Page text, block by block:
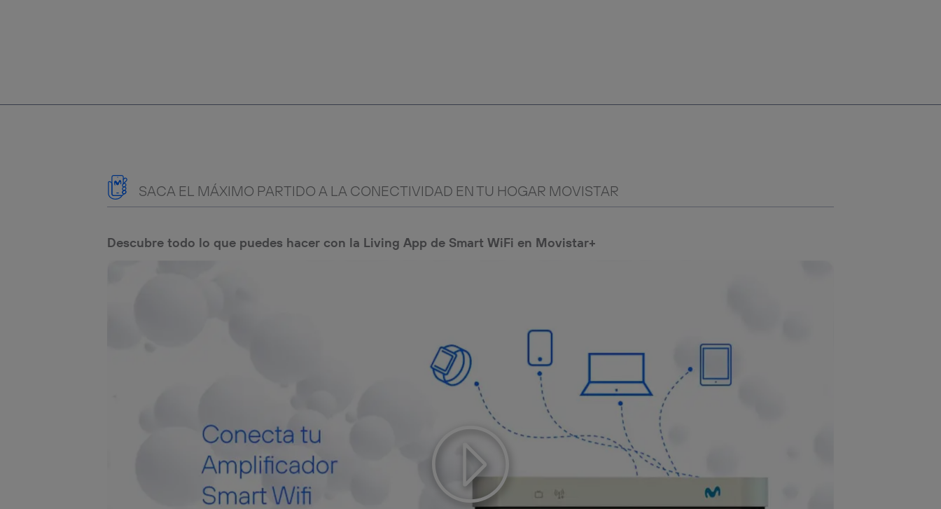
SACA EL MÁXIMO PARTIDO A LA CONECTIVIDAD EN TU HOGAR MOVISTAR
Descubre todo lo que puedes hacer con la Living App de Smart WiFi en Movistar+